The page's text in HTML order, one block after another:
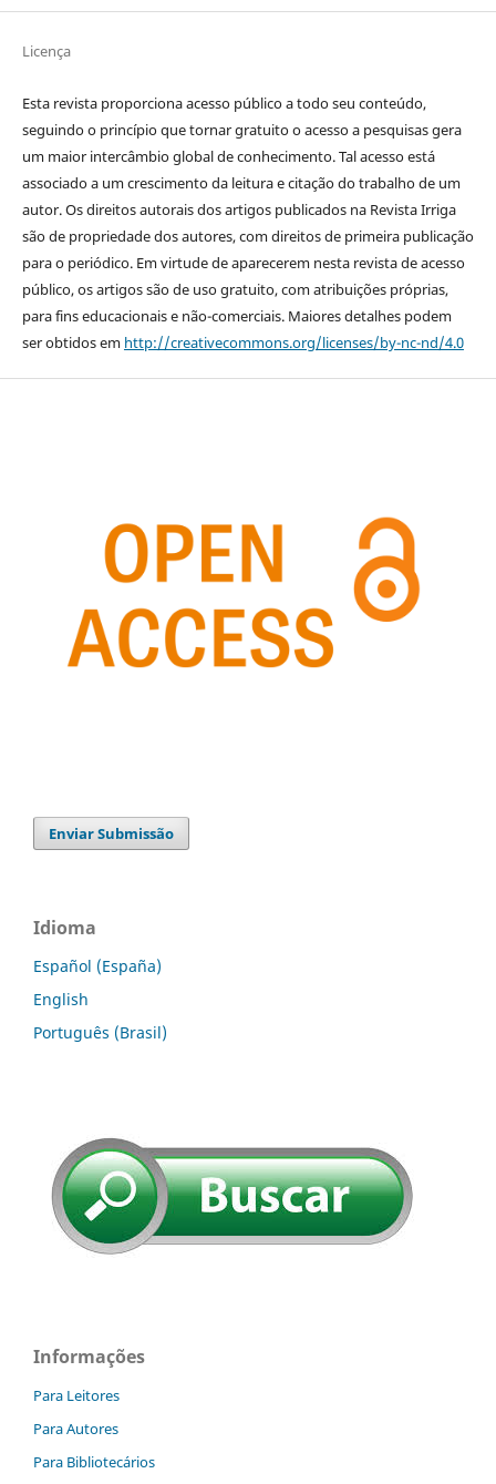
Licença
Esta revista proporciona acesso público a todo seu conteúdo,
seguindo o princípio que tornar gratuito o acesso a pesquisas gera
um maior intercâmbio global de conhecimento. Tal acesso está
associado a um crescimento da leitura e citação do trabalho de um
autor. Os direitos autorais dos artigos publicados na Revista Irriga
são de propriedade dos autores, com direitos de primeira publicação
para o periódico. Em virtude de aparecerem nesta revista de acesso
público, os artigos são de uso gratuito, com atribuições próprias,
para fins educacionais e não-comerciais. Maiores detalhes podem
ser obtidos em http://creativecommons.org/licenses/by-nc-nd/4.0
Enviar Submissão
Idioma
Español (España)
English
Português (Brasil)
Informações
Para Leitores
Para Autores
Para Bibliotecários